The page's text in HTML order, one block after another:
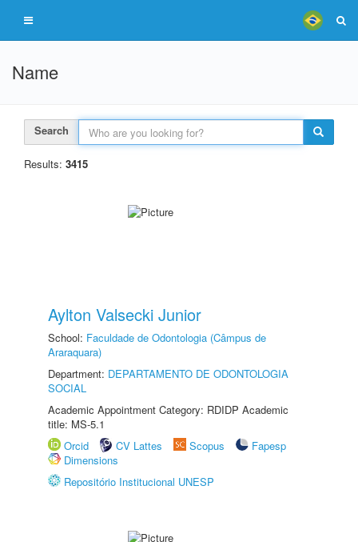
Name
Search
Results: 3415
Aylton Valsecki Junior
School: Faculdade de Odontologia (Câmpus de
Araraquara)
Department: DEPARTAMENTO DE ODONTOLOGIA
SOCIAL
Academic Appointment Category: RDIDP Academic
title: MS-5.1
Orcid
CV Lattes Scopus
Fapesp
Dimensions
Repositório Institucional UNESP